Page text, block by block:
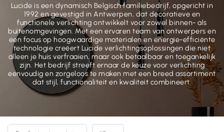
Lucide is een dynamisch Belgisch familiebedrijf, opgericht in
1992 en gevestigd in Antwerpen, dat decoratieve en
functionele verlichting ontwikkelt voor zowel binnen- als
buitenomgevingen. Met een ervaren team van ontwerpers en
een focus op hoogwaardige materialen en energie-efficiënte
technologie creëert Lucide verlichtingsoplossingen die niet
alleen je huis verfraaien, maar ook betaalbaar en toegankelijk
zijn. Het bedrijf streeft ernaar de keuze voor verlichting
eenvoudig en zorgeloos te maken met een breed assortiment
dat stijl, functionaliteit en kwaliteit combineert.